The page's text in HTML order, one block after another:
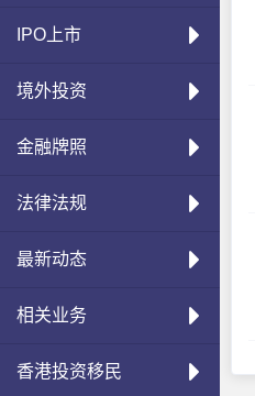
IPO上市
境外投资
金融牌照
法律法规
最新动态
相关业务
香港投资移民